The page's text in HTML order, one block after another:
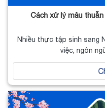
Cách xử lý mâu
Nhiều thực tập sinh sang
việc, ngôn